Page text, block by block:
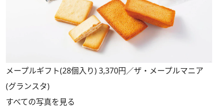
メープルギフト(28個入り) 3,370円／ザ・メープルマニア
(グランスタ)
すべての写真を見る